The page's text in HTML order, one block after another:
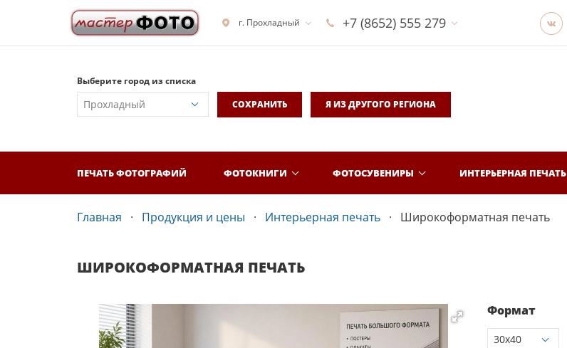
г. Прохладный +7 (8652) 555 279
Выберите город из списка
СОХРАНИТЬ
Я ИЗ ДРУГОГО РЕГИОНА
ПЕЧАТЬ ФОТОГРАФИЙ ФОТОКНИГИ ФОТОСУВЕНИРЫ ИНТЕРЬЕРНАЯ ПЕЧАТЬ
Главная Продукция и цены Интерьерная печать Широкоформатная печать
ШИРОКОФОРМАТНАЯ ПЕЧАТЬ
Формат